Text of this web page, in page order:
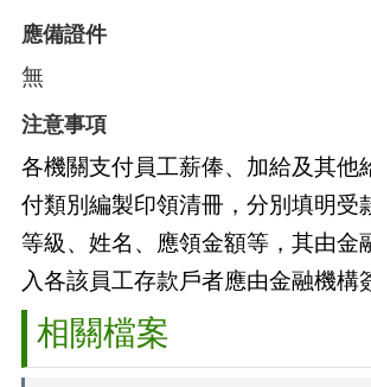
應備證件
無
注意事項
各機關支付員工薪俸、加給及其他
付類別編製印領清冊，分別填明受
等級、姓名、應領金額等，其由金
入各該員工存款戶者應由金融機構
相關檔案